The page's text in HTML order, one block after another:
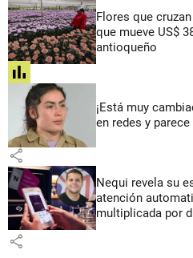
Flores que
que mueve US$
antioqueño
share
¡Está muy
en redes y
share
Nequi revela su
atención
multiplicada por
share